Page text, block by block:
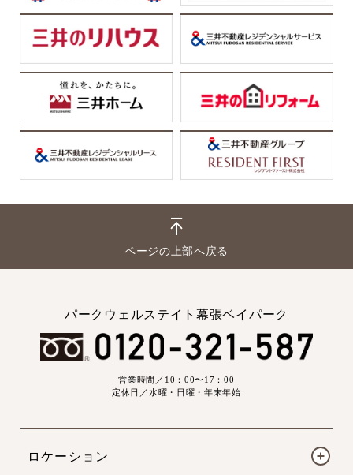
ページの上部へ戻る
パークウェルステイト幕張ベイパーク
営業時間／10：00〜17：00
定休日／水曜・日曜・年末年始
ロケーション